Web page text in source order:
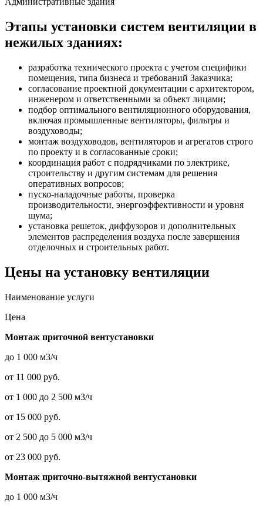
Этапы установки систем вентиляции в
нежилых зданиях:
разработка технического проекта с учетом специфики
помещения, типа бизнеса и требований Заказчика;
согласование проектной документации с архитектором,
инженером и ответственными за объект лицами;
подбор оптимального вентиляционного оборудования,
включая промышленные вентиляторы, фильтры и
воздуховоды;
монтаж воздуховодов, вентиляторов и агрегатов строго
по проекту и в согласованные сроки;
координация работ с подрядчиками по электрике,
строительству и другим системам для решения
оперативных вопросов;
пуско-наладочные работы, проверка
производительности, энергоэффективности и уровня
шума;
установка решеток, диффузоров и дополнительных
элементов распределения воздуха после завершения
отделочных и строительных работ.
Цены на установку вентиляции
Наименование услуги
Цена
Монтаж приточной вентустановки
до 1 000 м3/ч
от 11 000 руб.
от 1 000 до 2 500 м3/ч
от 15 000 руб.
от 2 500 до 5 000 м3/ч
от 23 000 руб.
Монтаж приточно-вытяжной вентустановки
до 1 000 м3/ч